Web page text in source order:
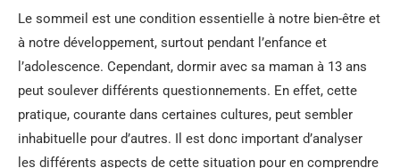
Le sommeil est une condition essentielle à notre bien-être et
à notre développement, surtout pendant l’enfance et
l’adolescence. Cependant, dormir avec sa maman à 13 ans
peut soulever différents questionnements. En effet, cette
pratique, courante dans certaines cultures, peut sembler
inhabituelle pour d’autres. Il est donc important d’analyser
les différents aspects de cette situation pour en comprendre